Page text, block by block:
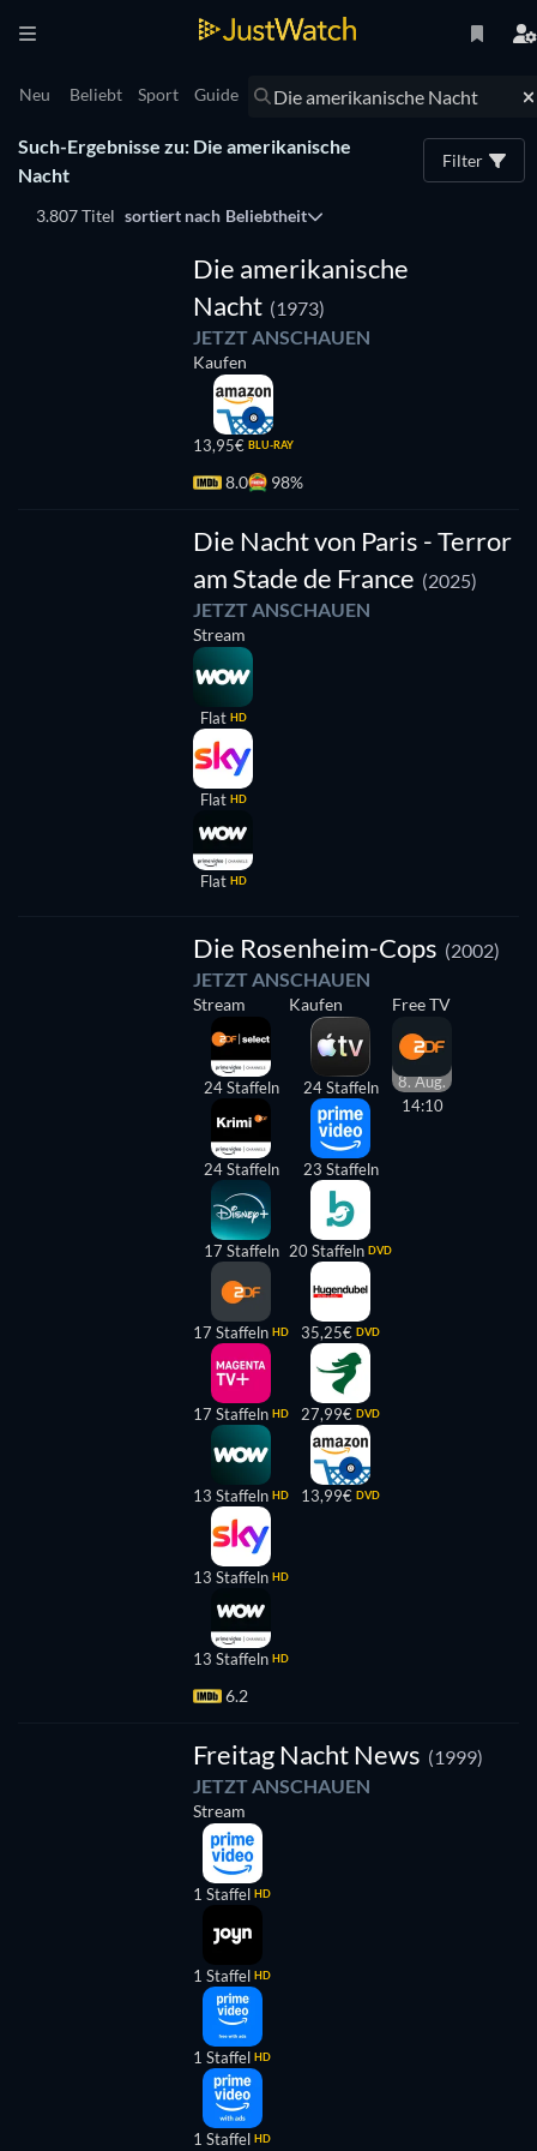
Neu Beliebt Sport Guide
Such-Ergebnisse zu: Die amerikanische
Nacht
Filter
3.807 Titel sortiert nach Beliebtheit
Die amerikanische
Nacht (1973)
JETZT ANSCHAUEN
Kaufen
13,95€ BLU-RAY
8.0 98%
Die Nacht von Paris - Terror
am Stade de France (2025)
JETZT ANSCHAUEN
Stream
Flat HD
Flat HD
Flat HD
Die Rosenheim-Cops (2002)
JETZT ANSCHAUEN
Stream
24 Staffeln
24 Staffeln
17 Staffeln
17 Staffeln HD
17 Staffeln HD
13 Staffeln HD
13 Staffeln HD
13 Staffeln HD
Kaufen
24 Staffeln
23 Staffeln
20 Staffeln DVD
35,25€ DVD
27,99€ DVD
13,99€ DVD
Free TV
8. Aug.
14:10
6.2
Freitag Nacht News (1999)
JETZT ANSCHAUEN
Stream
1 Staffel HD
1 Staffel HD
1 Staffel HD
1 Staffel HD